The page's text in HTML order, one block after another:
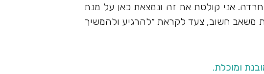
חרדה. אני קולטת את זה ונמצאת כאן על מנת
משאב חשוב, צעד לקראת ״להרגיע ולהמשיך
ומוכלת.